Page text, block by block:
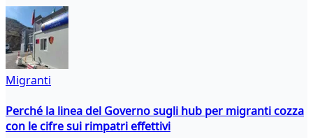
Migranti
Perché la linea del Governo sugli hub per migranti cozza
con le cifre sui rimpatri effettivi